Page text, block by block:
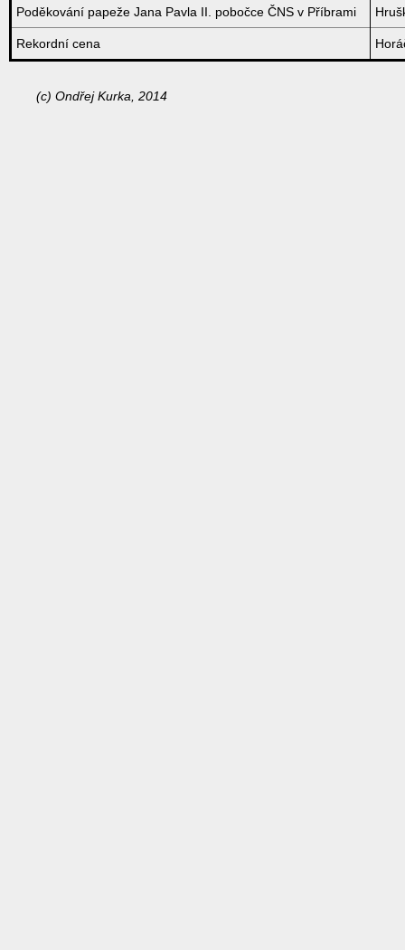
Poděkování papeže Jana Pavla II. pobočce ČNS v Příbrami
Rekordní cena
(c) Ondřej Kurka, 2014